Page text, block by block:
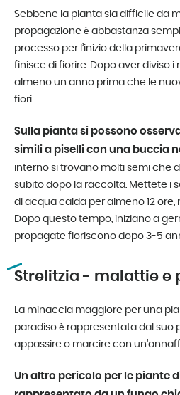
Sebbene la pianta sia difficile da
propagazione è abbastanza
processo per l’inizio della
finisce di fiorire. Dopo aver diviso i
almeno un anno prima che le
fiori.
Sulla pianta si possono
simili a piselli con una buccia
interno si trovano molti semi che
subito dopo la raccolta. Mettete i
di acqua calda per almeno 12 ore,
Dopo questo tempo, iniziano a
propagate fioriscono dopo 3-5
Strelitzia - malattie e
La minaccia maggiore per una
paradiso è rappresentata dal suo
appassire o marcire con
Un altro pericolo per le piante